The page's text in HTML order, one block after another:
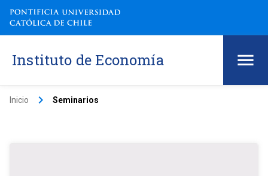
Instituto de Economía
Inicio keyboard_arrow_right Seminarios